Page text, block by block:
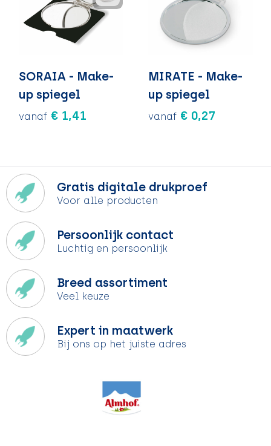
SORAIA - Make-
up spiegel
vanaf € 1,41
MIRATE - Make-
up spiegel
vanaf € 0,27
Gratis digitale drukproef
Voor alle producten
Persoonlijk contact
Luchtig en persoonlijk
Breed assortiment
Veel keuze
Expert in maatwerk
Bij ons op het juiste adres